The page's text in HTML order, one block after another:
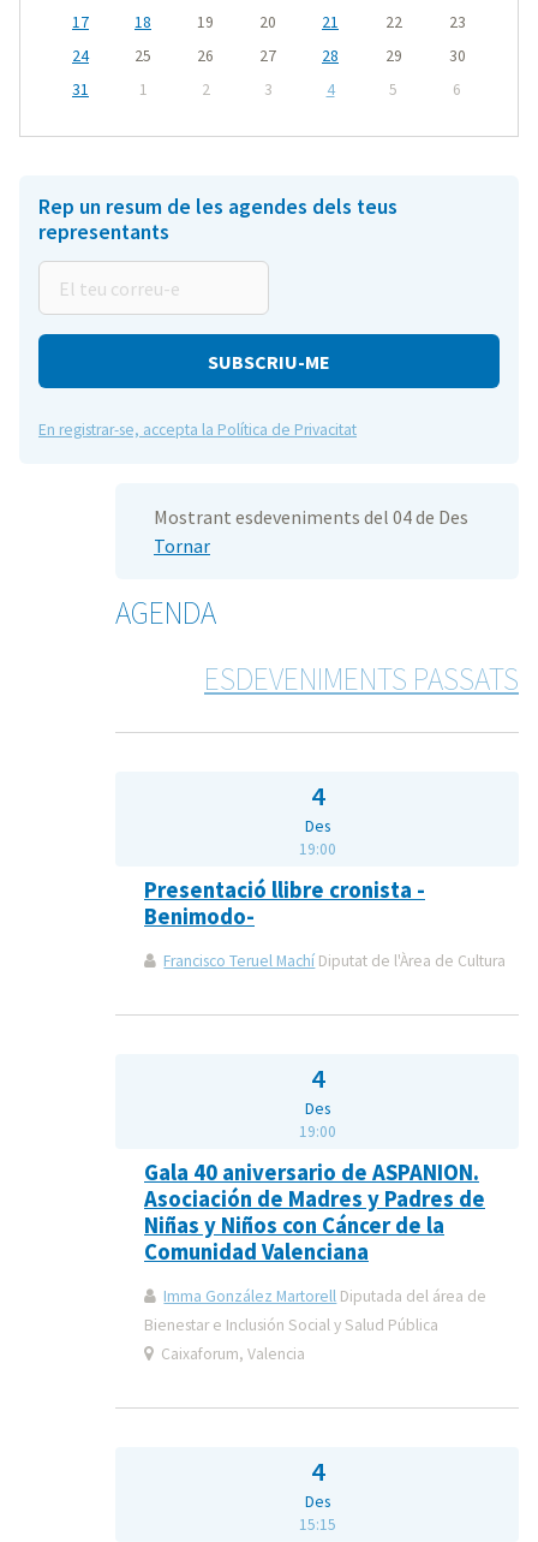
17
18 19 20 21 22
23
24
25 26 27 28 29
30
31
1 2 3 4 5 6
Rep un resum de les agendes dels teus
representants
teu
correu-
En registrar-se, accepta la Política de Privacitat
Mostrant esdeveniments del 04 de Des
Tornar
AGENDA
ESDEVENIMENTS PASSATS
4
Des
19:00
Presentació llibre cronista -
Benimodo-
Francisco Teruel Machí Diputat de l'Àrea de Cultura
4
Des
19:00
Gala 40 aniversario de ASPANION.
Asociación de Madres y Padres de
Niñas y Niños con Cáncer de la
Comunidad Valenciana
Imma González Martorell Diputada del área de
Bienestar e Inclusión Social y Salud Pública
Caixaforum, Valencia
4
Des
15:15